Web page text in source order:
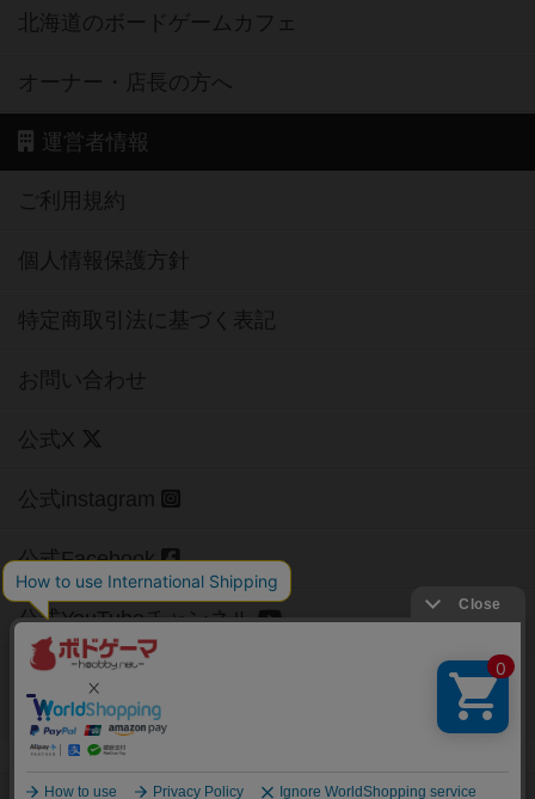
北海道のボードゲームカフェ
オーナー・店長の方へ
運営者情報
ご利用規約
個人情報保護方針
特定商取引法に基づく表記
お問い合わせ
公式X
公式instagram
公式Facebook
公式YouTubeチャンネル